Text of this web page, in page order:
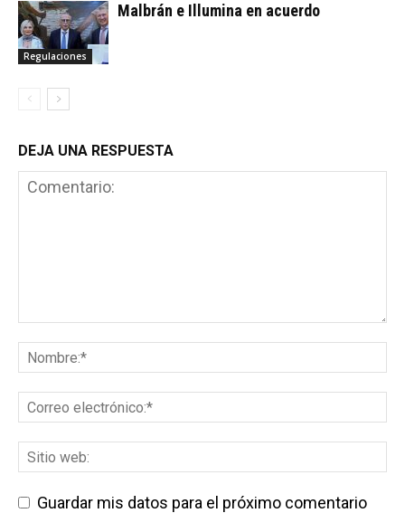
Regulaciones
Malbrán e Illumina en acuerdo
DEJA UNA RESPUESTA
Guardar mis datos para el próximo comentario